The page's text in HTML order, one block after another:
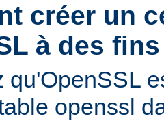
créer un
à des
qu'OpenSSL
openssl